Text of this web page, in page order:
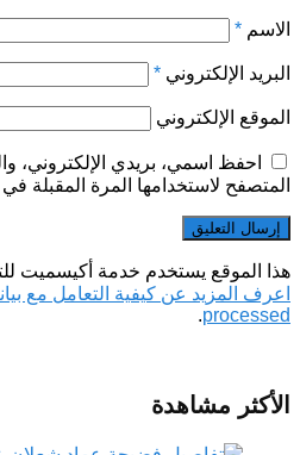
الاسم *
البريد الإلكتروني *
الموقع الإلكتروني
احفظ اسمي، بريدي الإلكتروني،
المتصفح لاستخدامها المرة المقبلة
هذا الموقع يستخدم خدمة أكيسميت
اعرف المزيد عن كيفية التعامل مع
processed
.
الأكثر مشاهدة